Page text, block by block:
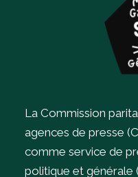
La Commission
agences de presse
comme service de
politique et générale